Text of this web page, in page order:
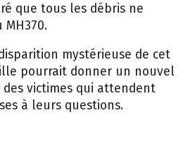
que tous les débris ne
mystérieuse de cet
pourrait donner un nouvel
victimes qui attendent
à leurs questions.